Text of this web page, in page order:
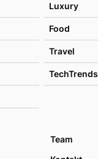
Luxury
Food
Travel
TechTrends
Team